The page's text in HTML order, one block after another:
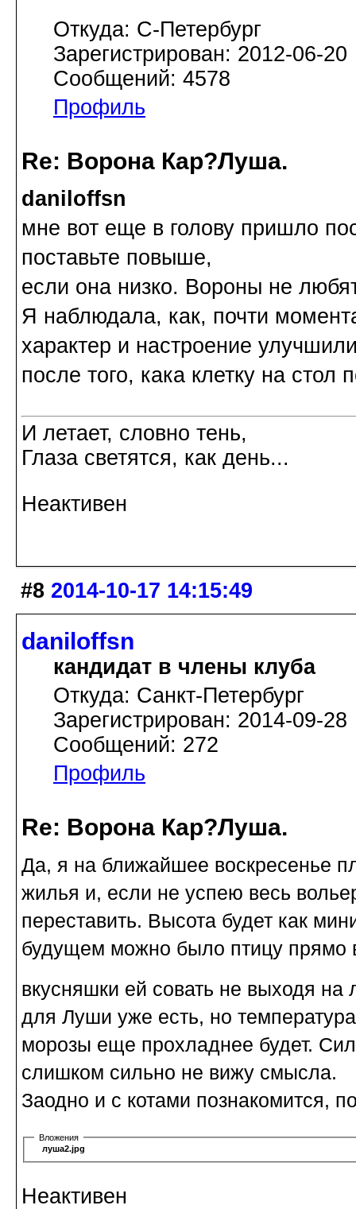
Откуда: С-Петербург
Зарегистрирован: 2012-06-20
Сообщений: 4578
Профиль
Re: Ворона Кар?Луша.
daniloffsn
мне вот еще в голову пришло
поставьте повыше,
если она низко. Вороны не
Я наблюдала, как, почти
характер и настроение
после того, кака клетку на стол
И летает, словно тень,
Глаза светятся, как день...
Неактивен
#8 2014-10-17 14:15:49
daniloffsn
кандидат в члены клуба
Откуда: Санкт-Петербург
Зарегистрирован: 2014-09-28
Сообщений: 272
Профиль
Re: Ворона Кар?Луша.
Да, я на ближайшее воскресенье
жилья и, если не успею весь
переставить. Высота будет как
будущем можно было птицу прямо
вкусняшки ей совать не выходя
для Луши уже есть, но
морозы еще прохладнее будет.
слишком сильно не вижу смысла.
Заодно и с котами познакомится,
Вложения
луша2.jpg
Неактивен